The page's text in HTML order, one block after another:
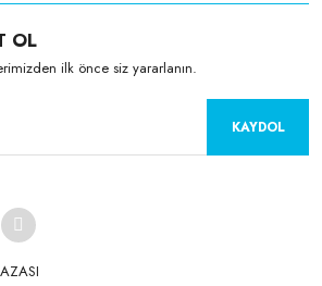
OL
ilk önce siz yararlanın.
KAYDOL